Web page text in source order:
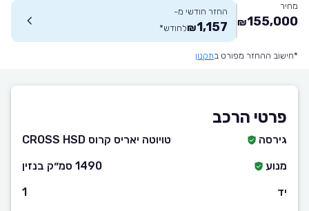
מחיר
155,000
₪
החזר חודשי מ-
1,157
₪לחודש*
*חישוב ההחזר מפורט בתקנון
פרטי הרכב
גירסה
טויוטה יאריס קרוס CROSS HSD
מנוע
1490 סמ״ק בנזין
יד
1